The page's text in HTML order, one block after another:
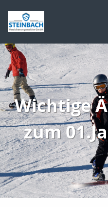
Wichtige
zum